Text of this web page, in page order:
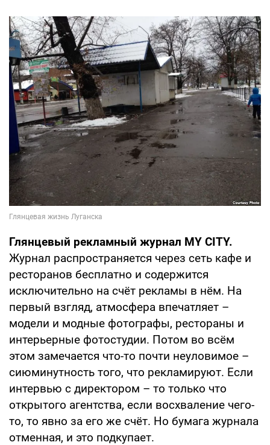
Глянцевый рекламный журнал MY CITY.
Журнал распространяется через сеть кафе и
ресторанов бесплатно и содержится
исключительно на счёт рекламы в нём. На
первый взгляд, атмосфера впечатляет –
модели и модные фотографы, рестораны и
интерьерные фотостудии. Потом во всём
этом замечается что-то почти неуловимое –
сиюминутность того, что рекламируют. Если
интервью с директором – то только что
открытого агентства, если восхваление чего-
то, то явно за его же счёт. Но бумага журнала
отменная, и это подкупает.